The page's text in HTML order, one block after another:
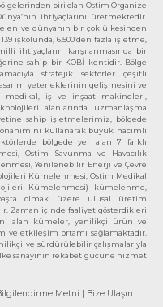
biri olan Ostim Organize
ihtiyaçlarını üretmektedir.
ve dünyanın bir çok ülkesinden
işkolunda, 6.500’den fazla işletme,
ihtiyaçların karşılanmasında bir
sahip bir KOBİ kentidir. Bölge
stratejik sektörler çeşitli
yeteneklerinin gelişmesini ve
medikal, iş ve inşaat makineleri,
alanlarında uzmanlaşma
sahip işletmelerimiz, bölgede
kullanarak büyük hacimli
bölgede yer alan 7 farklı
Ostim Savunma ve Havacılık
Yenilenebilir Enerji ve Çevre
Kümelenmesi, Ostim Medikal
Kümelenmesi) kümelenme,
olmak üzere ulusal üretim
Zaman içinde faaliyet gösterdikleri
alan kümeler, yenilikçi ürün ve
etkileşim ortamı sağlamaktadır.
ve sürdürülebilir çalışmalarıyla
sanayinin rekabet gücüne hizmet
Bilgilendirme Metni | Bize Ulaşın